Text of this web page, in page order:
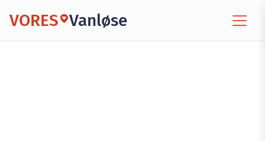
VORES Vanløse